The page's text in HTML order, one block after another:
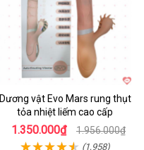
Dương vật Evo Mars rung thụt
tỏa nhiệt liếm cao cấp
1.350.000₫ 1.956.000₫
(1,958)